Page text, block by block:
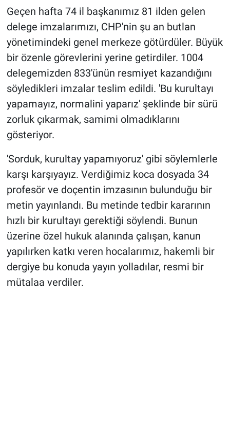
Geçen hafta 74 il başkanımız 81 ilden gelen
delege imzalarımızı, CHP'nin şu an butlan
yönetimindeki genel merkeze götürdüler. Büyük
bir özenle görevlerini yerine getirdiler. 1004
delegemizden 833'ünün resmiyet kazandığını
söyledikleri imzalar teslim edildi. 'Bu kurultayı
yapamayız, normalini yaparız' şeklinde bir sürü
zorluk çıkarmak, samimi olmadıklarını
gösteriyor.
'Sorduk, kurultay yapamıyoruz' gibi söylemlerle
karşı karşıyayız. Verdiğimiz koca dosyada 34
profesör ve doçentin imzasının bulunduğu bir
metin yayınlandı. Bu metinde tedbir kararının
hızlı bir kurultayı gerektiği söylendi. Bunun
üzerine özel hukuk alanında çalışan, kanun
yapılırken katkı veren hocalarımız, hakemli bir
dergiye bu konuda yayın yolladılar, resmi bir
mütalaa verdiler.